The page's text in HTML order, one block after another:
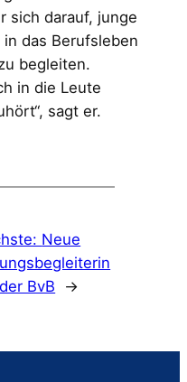
sich darauf, junge
das Berufsleben
begleiten.
in die Leute
sagt er.
Neue
BvB
→